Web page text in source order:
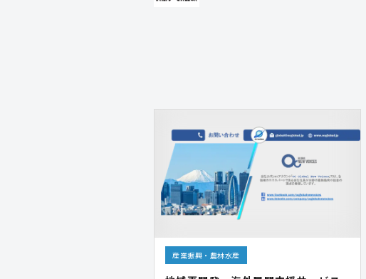
産業振興・農林水産